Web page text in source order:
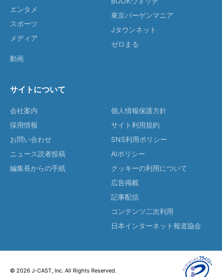
エンタメ
スポーツ
メディア
動画
東京バーゲンマニア
Jタウンネット
ゼロまる
サイトについて
会社案内
採用情報
お問い合わせ
ニュース読者投稿
編集長からの手紙
個人情報保護方針
サイト利用規約
SNS利用ポリシー
AIポリシー
クッキーの利用について
広告掲載
記事配信
コンテンツ二次利用
日本インターネット報道協会
© 2026 J-CAST, Inc. All Rights Reserved.